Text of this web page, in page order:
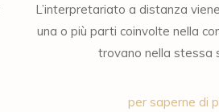
L’interpretariato a distanza
una o più parti coinvolte nella
trovano nella stessa
per saperne di